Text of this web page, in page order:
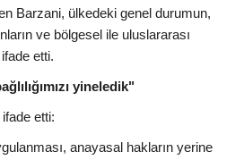
Barzani, ülkedeki genel durumun,
ve bölgesel ile uluslararası
ifade etti.
yineledik"
etti:
anayasal hakların yerine